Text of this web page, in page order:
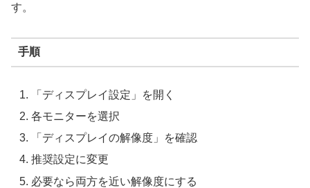
す。
手順
「ディスプレイ設定」を開く
各モニターを選択
「ディスプレイの解像度」を確認
推奨設定に変更
必要なら両方を近い解像度にする